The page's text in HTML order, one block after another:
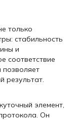
только
стабильность
и
соответствие
результат.
элемент,
Он